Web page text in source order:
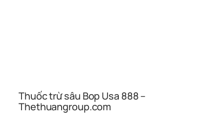
Thuốc trừ sâu Bop Usa 888 –
Thethuangroup.com